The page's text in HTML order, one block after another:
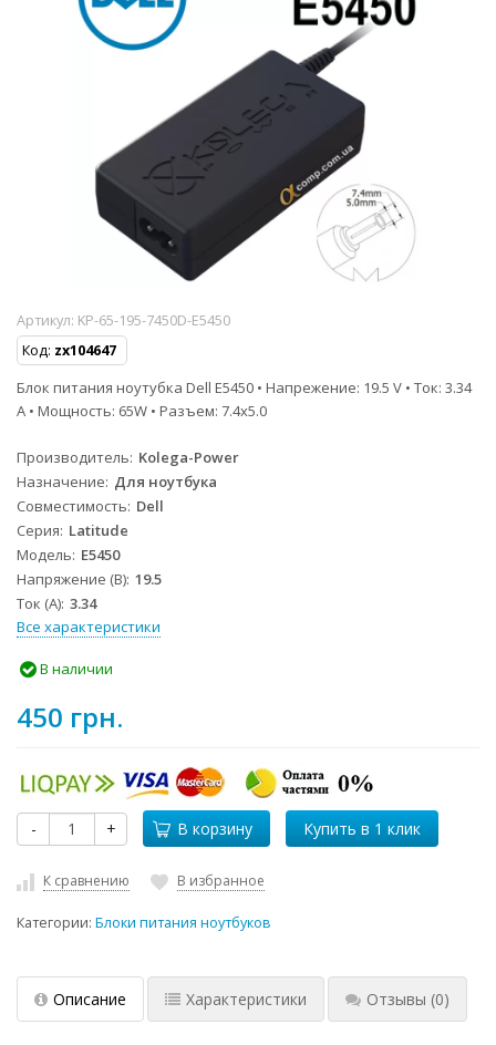
Артикул: KP-65-195-7450D-E5450
Код: zx104647
Блок питания ноутубка Dell E5450 • Напрежение: 19.5 V • Ток: 3.34
A • Мощность: 65W • Разъем: 7.4x5.0
Производитель Kolega-Power
Назначение Для ноутбука
Совместимость Dell
Серия Latitude
Модель E5450
Напряжение (В) 19.5
Ток (А) 3.34
Все характеристики
В наличии
450 грн.
- + В корзину
К сравнению В избранное
Категории: Блоки питания ноутбуков
Описание Характеристики Отзывы (0)